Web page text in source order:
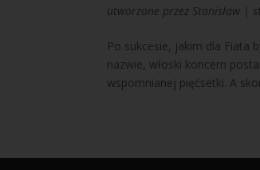
utworzone przez Stanisław
Po sukcesie, jakim dla Fiata
nazwie, włoski koncern
wspomnianej pięćsetki. A